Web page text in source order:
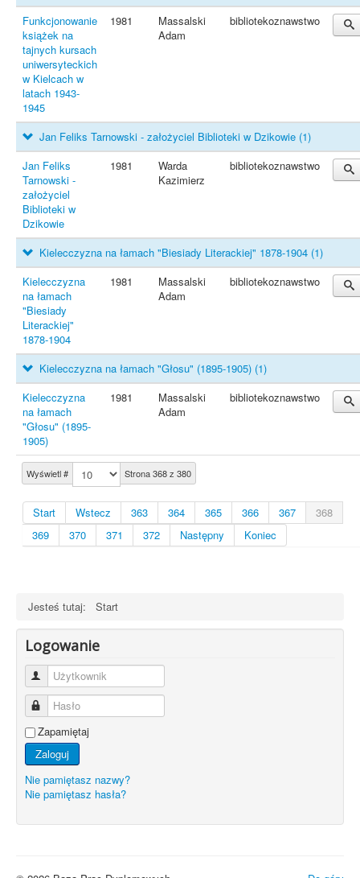
Wyświetl # Strona 368 z 380
Start Wstecz 363 364 365 366 367
368
369
370 371 372 Następny Koniec
Funkcjonowanie
książek na
tajnych kursach
uniwersyteckich
w Kielcach w
latach 1943-
1945
1981
Massalski
Adam
bibliotekoznawstwo
Jan Feliks Tarnowski - założyciel Biblioteki w Dzikowie (1)
Jan Feliks
Tarnowski -
założyciel
Biblioteki w
Dzikowie
1981
Warda
Kazimierz
bibliotekoznawstwo
Kielecczyzna na łamach "Biesiady Literackiej" 1878-1904 (1)
Kielecczyzna
na łamach
"Biesiady
Literackiej"
1878-1904
1981
Massalski
Adam
bibliotekoznawstwo
Kielecczyzna na łamach "Głosu" (1895-1905) (1)
Kielecczyzna
na łamach
"Głosu" (1895-
1905)
1981
Massalski
Adam
bibliotekoznawstwo
Jesteś tutaj: Start
Logowanie
Użytkownik
Hasło
Zapamiętaj
Zaloguj
Nie pamiętasz nazwy?
Nie pamiętasz hasła?